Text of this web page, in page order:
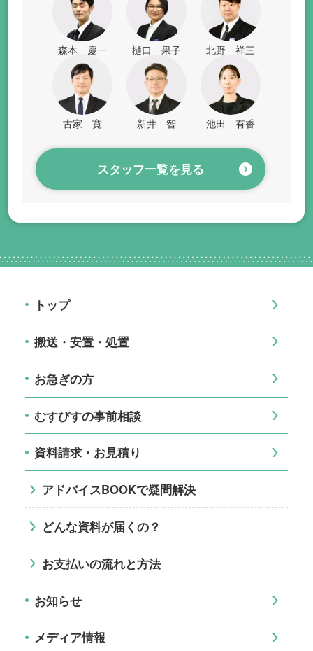
森本 慶一 樋口 果子 北野 祥三
古家 寛 新井 智 池田 有香
スタッフ一覧を見る
トップ
搬送・安置・処置
お急ぎの方
むすびすの事前相談
資料請求・お見積り
アドバイスBOOKで疑問解決
どんな資料が届くの？
お支払いの流れと方法
お知らせ
メディア情報